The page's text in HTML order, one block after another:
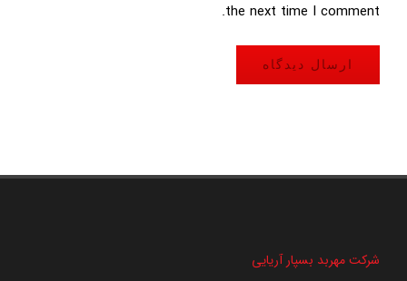
the next time I comment.
شرکت مهربد بسپار آریایی